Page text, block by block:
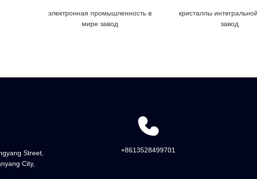
электронная промышленность в
мире завод
кристаллы
завод
Street,
City,
+8613528499701